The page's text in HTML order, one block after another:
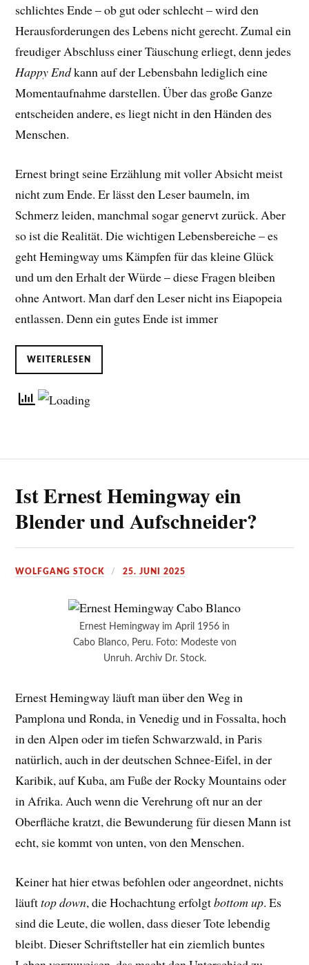
schlichtes Ende – ob gut oder schlecht – wird den
Herausforderungen des Lebens nicht gerecht. Zumal ein
freudiger Abschluss einer Täuschung erliegt, denn jedes
Happy Endkann auf der Lebensbahn lediglich eine
Momentaufnahme darstellen. Über das große Ganze
entscheiden andere, es liegt nicht in den Händen des
Menschen.
Ernest bringt seine Erzählung mit voller Absicht meist
nicht zum Ende. Er lässt den Leser baumeln, im
Schmerz leiden, manchmal sogar genervt zurück. Aber
so ist die Realität. Die wichtigen Lebensbereiche – es
geht Hemingway ums Kämpfen für das kleine Glück
und um den Erhalt der Würde – diese Fragen bleiben
ohne Antwort. Man darf den Leser nicht ins Eiapopeia
entlassen. Denn ein gutes Ende ist immer
WEITERLESEN
Ist Ernest Hemingway ein
Blender und Aufschneider?
WOLFGANG STOCK 25. JUNI 2025
Ernest Hemingway im April 1956 in
Cabo Blanco, Peru. Foto: Modeste von
Unruh. Archiv Dr. Stock.
Ernest Hemingway läuft man über den Weg in
Pamplona und Ronda, in Venedig und in Fossalta, hoch
in den Alpen oder im tiefen Schwarzwald, in Paris
natürlich, auch in der deutschen Schnee-Eifel, in der
Karibik, auf Kuba, am Fuße der Rocky Mountains oder
in Afrika. Auch wenn die Verehrung oft nur an der
Oberfläche kratzt, die Bewunderung für diesen Mann ist
echt, sie kommt von unten, von den Menschen.
Keiner hat hier etwas befohlen oder angeordnet, nichts
läufttop down, die Hochachtung erfolgtbottom up. Es
sind die Leute, die wollen, dass dieser Tote lebendig
bleibt. Dieser Schriftsteller hat ein ziemlich buntes